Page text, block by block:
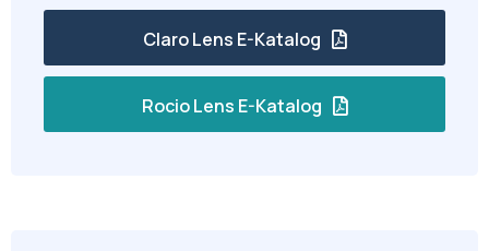
Claro Lens E-Katalog
Rocio Lens E-Katalog